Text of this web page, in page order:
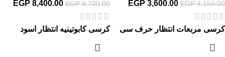
EGP4,150.00
EGP 3,600.00
كرسى مربعات انتظار حرف سى
EGP9,700.00
EGP 8,400.00
كرسى كابوتينيه انتظار اسود